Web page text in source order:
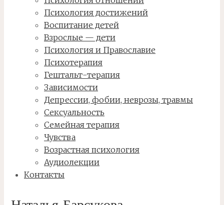
Психология достижений
Воспитание детей
Взрослые — дети
Психология и Православие
Психотерапия
Гештальт-терапия
Зависимости
Депрессии, фобии, неврозы, травмы
Сексуальность
Семейная терапия
Чувства
Возрастная психология
Аудиолекции
Контакты